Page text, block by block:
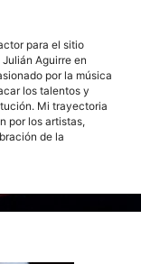
para el sitio
Aguirre en
por la música
los talentos y
Mi trayectoria
por los artistas,
de la